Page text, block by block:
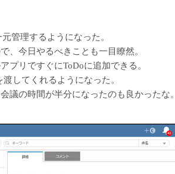
管理するようになった。
、今日やるべきことも一目瞭然。
プリですぐにToDoに追加できる。
してくれるようになった。
議の時間が半分になったのも良かったな。